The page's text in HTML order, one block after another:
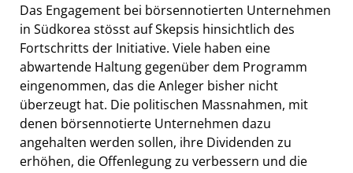
Das Engagement bei börsennotierten Unternehmen
in Südkorea stösst auf Skepsis hinsichtlich des
Fortschritts der Initiative. Viele haben eine
abwartende Haltung gegenüber dem Programm
eingenommen, das die Anleger bisher nicht
überzeugt hat. Die politischen Massnahmen, mit
denen börsennotierte Unternehmen dazu
angehalten werden sollen, ihre Dividenden zu
erhöhen, die Offenlegung zu verbessern und die